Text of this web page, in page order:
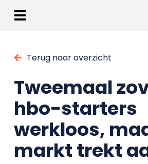
Terug naar overzicht
Tweemaal
hbo-starters
werkloos,
markt trekt